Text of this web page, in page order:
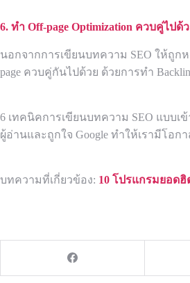
6. ทำ Off-page Optimization ควบคู่ไปด้
นอกจากการเขียนบทความ SEO ให้ถูกห
page ควบคู่กันไปด้วย ด้วยการทำ
6 เทคนิคการเขียนบทความ SEO แบบ
ผู้อ่านและถูกใจ Google ทำให้เรามีโอก
บทความที่เกี่ยวข้อง: 10 โปรแกรมยอดฮิ